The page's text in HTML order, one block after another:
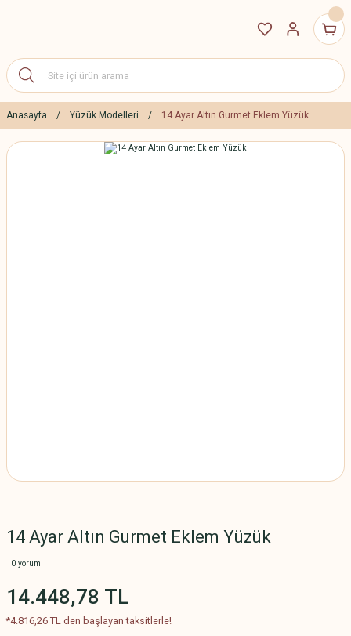
Anasayfa Yüzük Modelleri 14 Ayar Altın Gurmet Eklem Yüzük
14 Ayar Altın Gurmet Eklem Yüzük
0 yorum
14.448,78 TL
*4.816,26 TL den başlayan taksitlerle!